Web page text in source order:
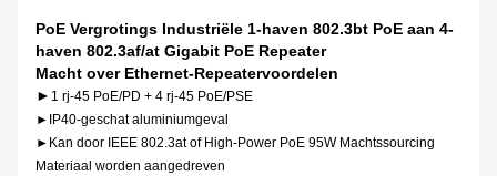
PoE Vergrotings Industriële 1-haven 802.3bt PoE aan 4-
haven 802.3af/at Gigabit PoE Repeater
Macht over Ethernet-Repeatervoordelen
► 1 rj-45 PoE/PD + 4 rj-45 PoE/PSE
►IP40-geschat aluminiumgeval
►Kan door IEEE 802.3at of High-Power PoE 95W Machtssourcing
Materiaal worden aangedreven